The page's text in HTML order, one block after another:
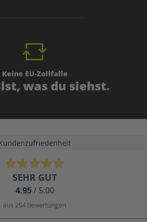
Keine EU-Zollfalle
was du siehst.
von 4.9 von 5 Sternen
SEHR GUT
4.95/ 5.00
aus 254 Bewertungen